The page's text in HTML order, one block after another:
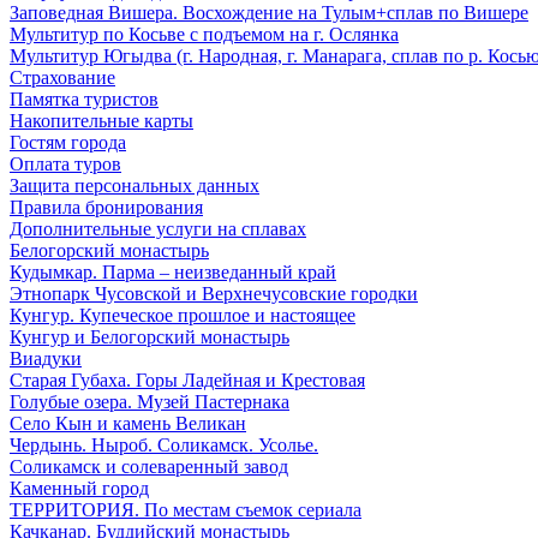
Заповедная Вишера. Восхождение на Тулым+сплав по Вишере
Мультитур по Косьве с подъемом на г. Ослянка
Мультитур Югыдва (г. Народная, г. Манарага, сплав по р.
Страхование
Памятка туристов
Накопительные карты
Гостям города
Оплата туров
Защита персональных данных
Правила бронирования
Дополнительные услуги на сплавах
Белогорский монастырь
Кудымкар. Парма – неизведанный край
Этнопарк Чусовской и Верхнечусовские городки
Кунгур. Купеческое прошлое и настоящее
Кунгур и Белогорский монастырь
Виадуки
Старая Губаха. Горы Ладейная и Крестовая
Голубые озера. Музей Пастернака
Село Кын и камень Великан
Чердынь. Ныроб. Соликамск. Усолье.
Соликамск и солеваренный завод
Каменный город
ТЕРРИТОРИЯ. По местам съемок сериала
Качканар. Буддийский монастырь